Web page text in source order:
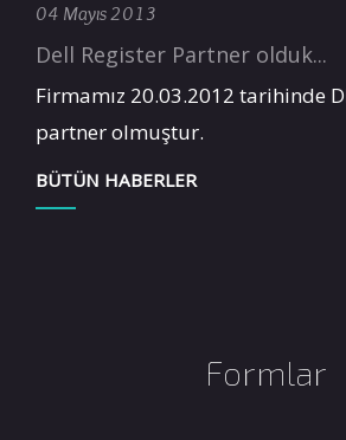
04 Mayıs 2013
Dell Register Partner olduk...
Firmamız 20.03.2012 tarihinde
partner olmuştur.
BÜTÜN HABERLER
Formlar